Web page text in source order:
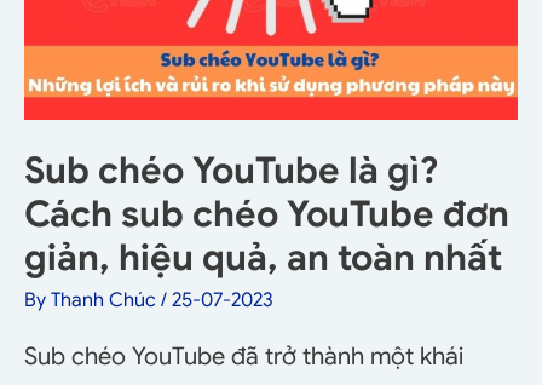
Sub chéo YouTube là gì?
Cách sub chéo YouTube đơn
giản, hiệu quả, an toàn nhất
By Thanh Chúc / 25-07-2023
Sub chéo YouTube đã trở thành một khái